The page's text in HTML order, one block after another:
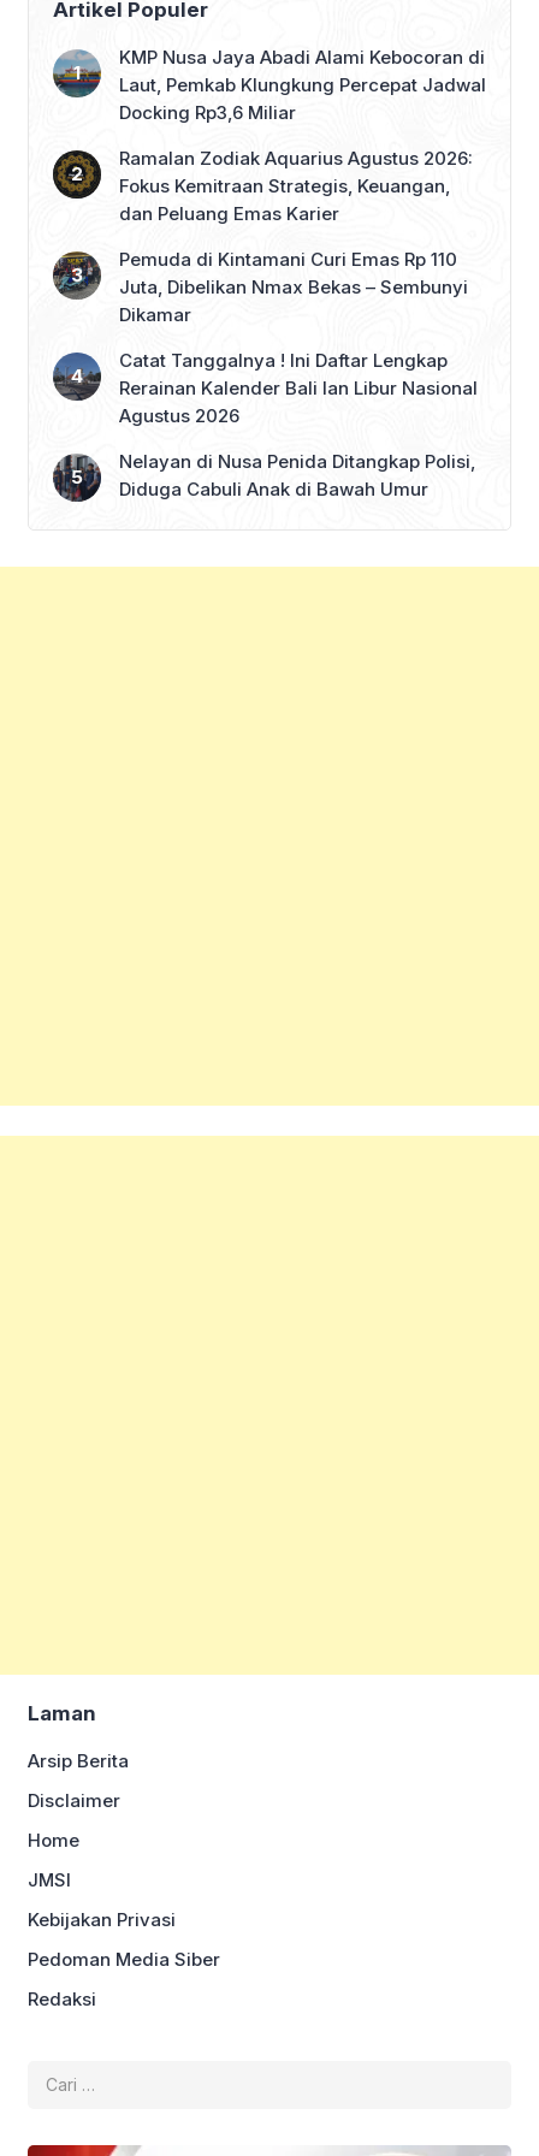
Ranperda yang dicabut adalah Perda
Leges (yang […]
Artikel Populer
KMP Nusa Jaya Abadi Alami Kebocoran di
Laut, Pemkab Klungkung Percepat Jadwal
Docking Rp3,6 Miliar
Ramalan Zodiak Aquarius Agustus 2026:
Fokus Kemitraan Strategis, Keuangan,
dan Peluang Emas Karier
Pemuda di Kintamani Curi Emas Rp 110
Juta, Dibelikan Nmax Bekas – Sembunyi
Dikamar
Catat Tanggalnya ! Ini Daftar Lengkap
Rerainan Kalender Bali lan Libur Nasional
Agustus 2026
Nelayan di Nusa Penida Ditangkap Polisi,
Diduga Cabuli Anak di Bawah Umur
Laman
Arsip Berita
Disclaimer
Home
JMSI
Kebijakan Privasi
Pedoman Media Siber
Redaksi
untuk: